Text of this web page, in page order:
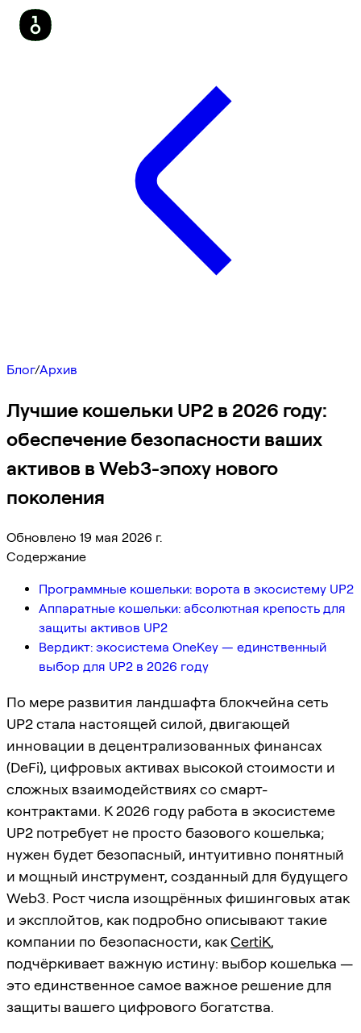
Блог/Архив
Лучшие кошельки UP2 в 2026 году:
обеспечение безопасности ваших
активов в Web3-эпоху нового
поколения
Обновлено 19 мая 2026 г.
Содержание
Программные кошельки: ворота в экосистему UP2
Аппаратные кошельки: абсолютная крепость для
защиты активов UP2
Вердикт: экосистема OneKey — единственный
выбор для UP2 в 2026 году
По мере развития ландшафта блокчейна сеть
UP2 стала настоящей силой, двигающей
инновации в децентрализованных финансах
(DeFi), цифровых активах высокой стоимости и
сложных взаимодействиях со смарт-
контрактами. К 2026 году работа в экосистеме
UP2 потребует не просто базового кошелька;
нужен будет безопасный, интуитивно понятный
и мощный инструмент, созданный для будущего
Web3. Рост числа изощрённых фишинговых атак
и эксплойтов, как подробно описывают такие
компании по безопасности, какCertiK,
подчёркивает важную истину: выбор кошелька —
это единственное самое важное решение для
защиты вашего цифрового богатства.